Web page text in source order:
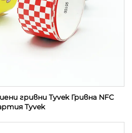
гривни Tyvek Гривна NFC
Tyvek